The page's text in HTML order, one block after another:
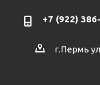
+7 (922)
г.Пермь